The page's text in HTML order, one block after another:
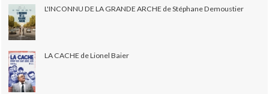
L'INCONNU DE LA GRANDE ARCHE de Stéphane Demoustier
LA CACHE de Lionel Baier